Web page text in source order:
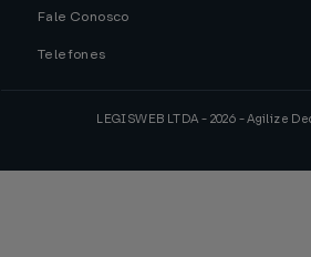
Fale Conosco
Telefones
LEGISWEB LTDA - 2026 - Agilize